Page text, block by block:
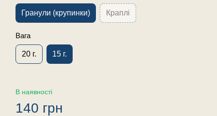
Гранули (крупинки) Краплі
Вага
20 г. 15 г.
В наявності
140 грн